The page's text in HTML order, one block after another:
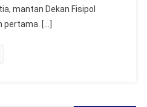
mantan Dekan Fisipol
pertama. […]